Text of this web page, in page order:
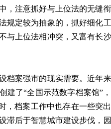
，注意抓好与上位法的无缝
规定较为抽象的，抓好细化
与上位法相冲突，又富有长沙
案强市的现实需要。近年
建了“全国示范数字档案馆”
，档案工作中也存在一些突出
滞后于智慧城市建设步伐，